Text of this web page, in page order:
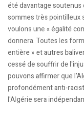
été davantage soutenus
sommes très pointilleux
voulons une « égalité
donnera. Toutes les
entière » et autres
cessé de souffrir de
pouvons affirmer que
profondément anti-
l'Algérie sera